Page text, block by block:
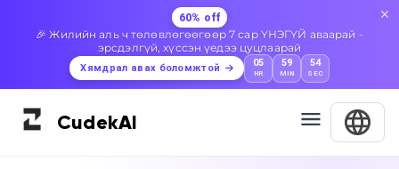
60% off
🎉 Жилийн аль ч төлөвлөгөөгөөр 7 сар ҮНЭГҮЙ аваарай -
эрсдэлгүй, хүссэн үедээ цуцлаарай
Хямдрал авах боломжтой 05
HR
59
MIN
53
SEC
CudekAI